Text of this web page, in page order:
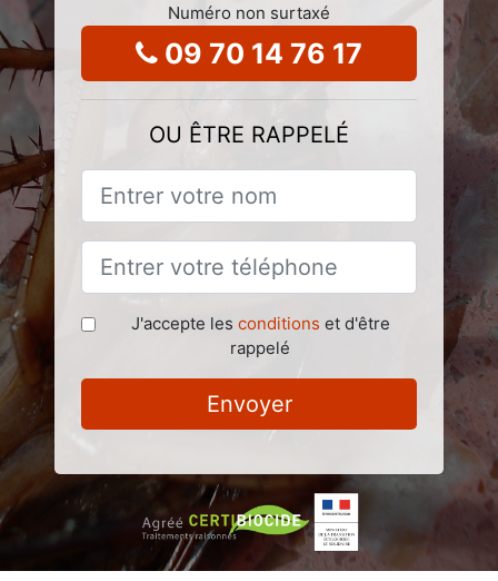
Numéro non surtaxé
09 70 14 76 17
OU ÊTRE RAPPELÉ
J'accepte les conditions et d'être
rappelé
Envoyer